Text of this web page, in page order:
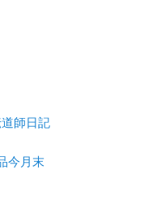
師日記
今月末